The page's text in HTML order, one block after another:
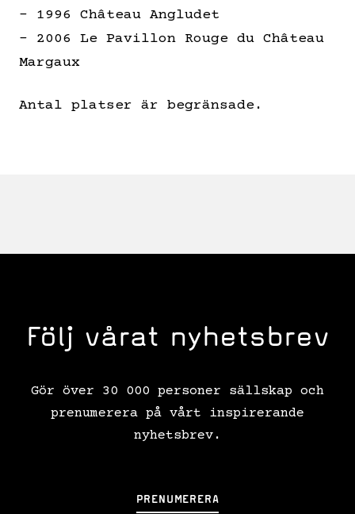
– 1996 Château Angludet
– 2006 Le Pavillon Rouge du Château
Margaux
Antal platser är begränsade.
Följ vårat nyhetsbrev
Gör över 30 000 personer sällskap och
prenumerera på vårt inspirerande
nyhetsbrev.
PRENUMERERA